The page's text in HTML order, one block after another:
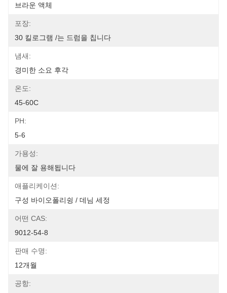
브라운 액체
포장:
30 킬로그램 /는 드럼을 칩니다
냄새:
경미한 소요 후각
온도:
45-60C
PH:
5-6
가용성:
물에 잘 용해됩니다
애플리케이션:
구성 바이오폴리슁 / 데님 세정
어떤 CAS:
9012-54-8
판매 수명:
12개월
공항: